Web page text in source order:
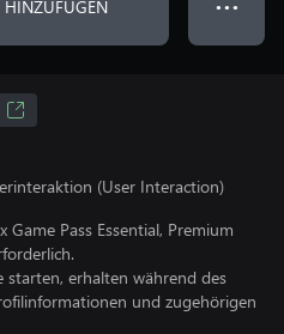
HINZUFÜGEN ● ● ●
(User Interaction)
Pass Essential, Premium
starten, erhalten während des
und zugehörigen